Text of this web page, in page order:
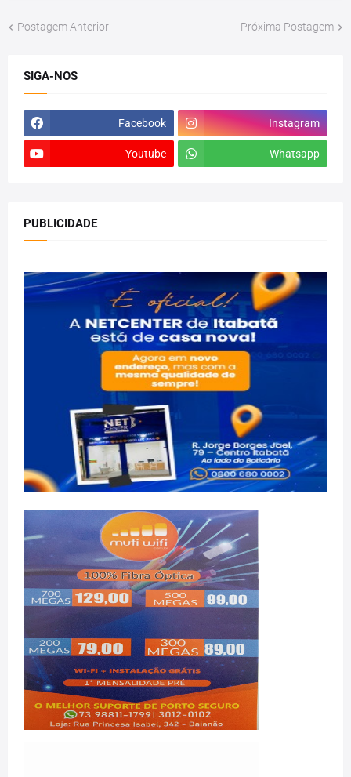
Postagem Anterior Próxima Postagem
SIGA-NOS
Facebook Instagram
Youtube Whatsapp
PUBLICIDADE